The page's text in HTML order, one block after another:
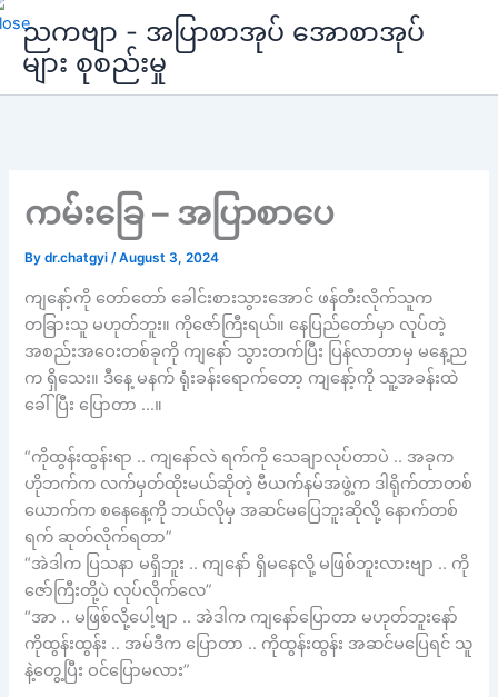
Skip
content
ညကဗျာ - အပြာစာအုပ် အောစာအုပ်
များ စုစည်းမှု
ကမ်းခြေ – အပြာစာပေ
Bydr.chatgyi/August 3, 2024
ကျနော့်ကို တော်တော် ခေါင်းစားသွားအောင် ဖန်တီးလိုက်သူက
တခြားသူ မဟုတ်ဘူး။ ကိုဇော်ကြီးရယ်။ နေပြည်တော်မှာ လုပ်တဲ့
အစည်းအဝေးတစ်ခုကို ကျနော် သွားတက်ပြီး ပြန်လာတာမှ မနေ့ည
က ရှိသေး။ ဒီနေ့ မနက် ရုံးခန်းရောက်တော့ ကျနော့်ကို သူ့အခန်းထဲ
ခေါ်ပြီး ပြောတာ …။
“ကိုထွန်းထွန်းရာ .. ကျနော်လဲ ရက်ကို သေချာလုပ်တာပဲ .. အခုက
ဟိုဘက်က လက်မှတ်ထိုးမယ်ဆိုတဲ့ ဗီယက်နမ်အဖွဲ့က ဒါရိုက်တာတစ်
ယောက်က စနေနေ့ကို ဘယ်လိုမှ အဆင်မပြေဘူးဆိုလို့ နောက်တစ်
ရက် ဆုတ်လိုက်ရတာ”
“အဲဒါက ပြသနာ မရှိဘူး .. ကျနော် ရှိမနေလို့ မဖြစ်ဘူးလားဗျာ .. ကို
ဇော်ကြီးတို့ပဲ လုပ်လိုက်လေ”
“အာ .. မဖြစ်လို့ပေါ့ဗျာ .. အဲဒါက ကျနော်ပြောတာ မဟုတ်ဘူးနော်
ကိုထွန်းထွန်း .. အမ်ဒီက ပြောတာ .. ကိုထွန်းထွန်း အဆင်မပြေရင် သူ
နဲ့တွေ့ပြီး ဝင်ပြောမလား”